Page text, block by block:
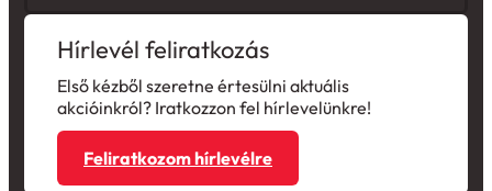
Hírlevél feliratkozás
Első kézből szeretne értesülni aktuális
akcióinkról? Iratkozzon fel hírlevelünkre!
Feliratkozom hírlevélre
©2021-2026. Minden jog fenntartva a Polstyl Kft. részére